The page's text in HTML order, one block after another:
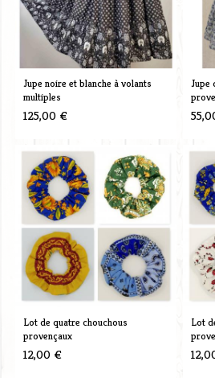
Jupe noire et blanche à volants
multiples
125,00 €
Jupe
Lot de quatre chouchous
provençaux
12,00 €
Lot